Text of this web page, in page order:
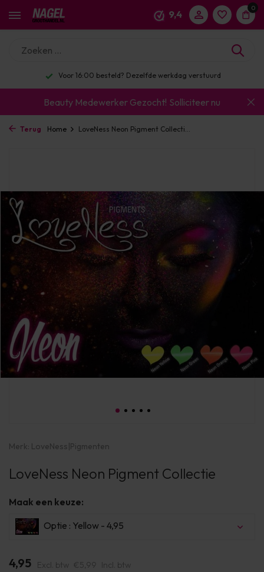
9,4
0
verstuurd Enorm assortiment & alle
Beauty Medewerker Gezocht! Solliciteer nu
Terug Home LoveNess Neon Pigment Collecti...
Merk: LoveNess|Pigmenten
LoveNess Neon Pigment Collectie
Maak een keuze:
Optie : Yellow - 4,95
4,95 Excl. btw €5,99 Incl. btw